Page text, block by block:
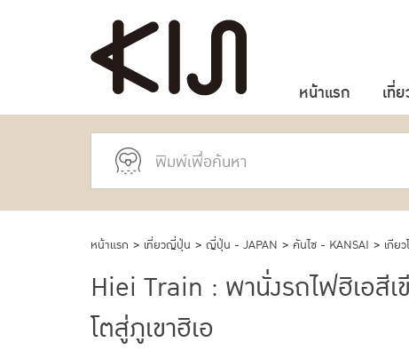
หน้าแรก เที่
หน้าแรก > เที่ยวญี่ปุ่น > ญี่ปุ่น - JAPAN > คันไซ - KANSAI > เกีย
Hiei Train : พานั่งรถไฟฮิเอสีเ
โตสู่ภูเขาฮิเอ